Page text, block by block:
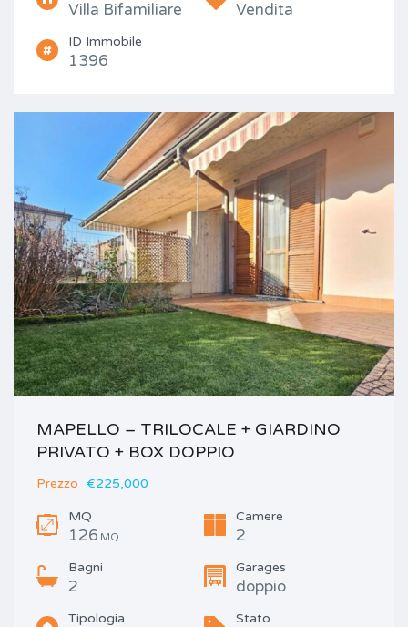
Villa Bifamiliare Vendita
ID Immobile
1396
MAPELLO – TRILOCALE + GIARDINO
PRIVATO + BOX DOPPIO
Prezzo €225,000
MQ
126 MQ.
Camere
2
Bagni
2
Garages
doppio
Tipologia Stato